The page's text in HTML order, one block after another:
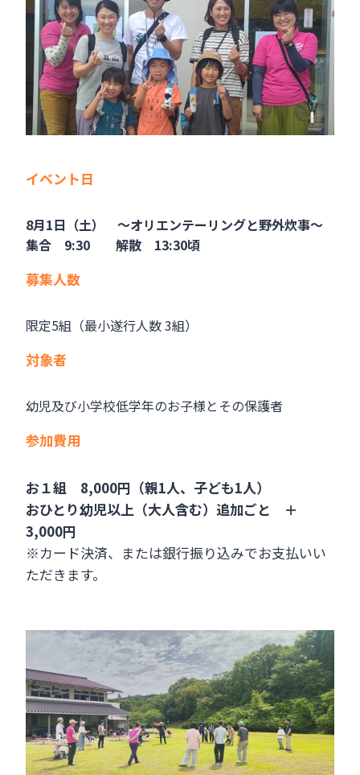
イベント日
8月1日（土） ～オリエンテーリングと野外炊事～
集合 9:30 解散 13:30頃
募集人数
限定5組（最小遂行人数 3組）
対象者
幼児及び小学校低学年のお子様とその保護者
参加費用
お１組 8,000円（親1人、子ども1人）
おひとり幼児以上（大人含む）追加ごと ＋
3,000円
※カード決済、または銀行振り込みでお支払いい
ただきます。